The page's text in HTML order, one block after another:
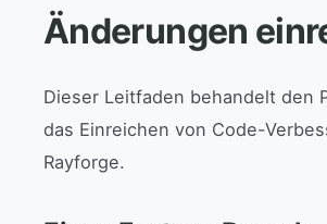
Änderungen
Dieser Leitfaden behandelt den
das Einreichen von Code-
Rayforge.